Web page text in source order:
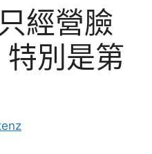
經營臉
別是第